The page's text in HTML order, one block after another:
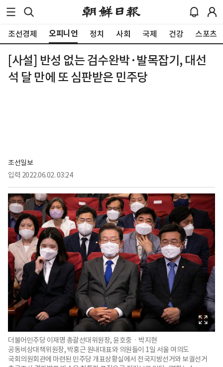
조선경제 오피니언 정치 사회 국제 건강 스포츠
[사설] 반성 없는 검수완박·발목잡기, 대선
석 달 만에 또 심판받은 민주당
조선일보
입력 2022.06.02. 03:24
더불어민주당 이재명 총괄선대위원장, 윤호중ㆍ박지현
공동비상대책위원장, 박홍근 원내대표와 의원들이 1일 서울 여의도
국회의원회관에 마련된 민주당 개표상황실에서 전국지방선거와 보궐선거